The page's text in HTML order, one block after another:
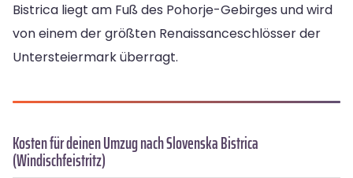
Bistrica liegt am Fuß des Pohorje-Gebirges und wird
von einem der größten Renaissanceschlösser der
Untersteiermark überragt.
Kosten für deinen Umzug nach Slovenska Bistrica
(Windischfeistritz)